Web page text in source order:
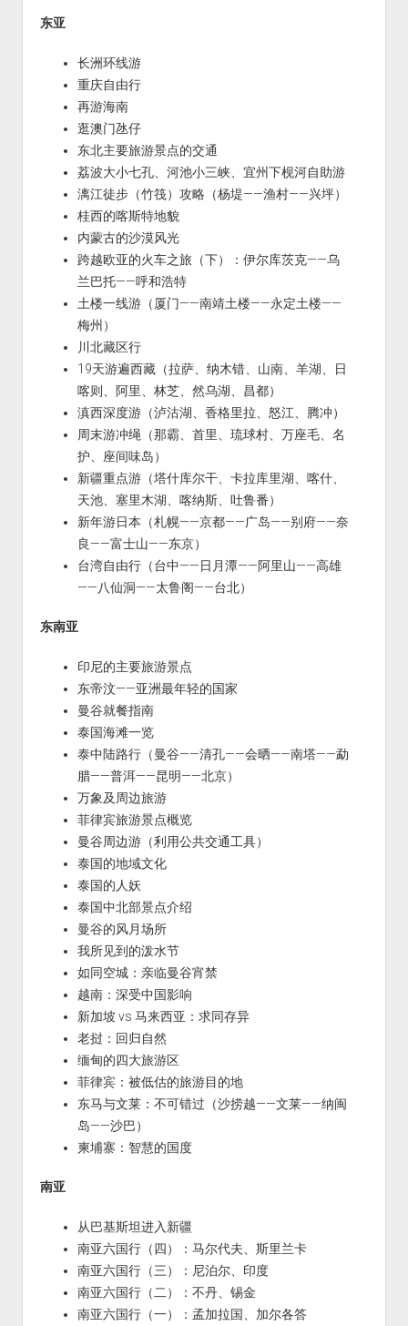
东亚
长洲环线游
重庆自由行
再游海南
逛澳门氹仔
东北主要旅游景点的交通
荔波大小七孔、河池小三峡、宜州下枧河自助游
漓江徒步（竹筏）攻略（杨堤——渔村——兴坪）
桂西的喀斯特地貌
内蒙古的沙漠风光
跨越欧亚的火车之旅（下）：伊尔库茨克——乌
兰巴托——呼和浩特
土楼一线游（厦门——南靖土楼——永定土楼——
梅州）
川北藏区行
19天游遍西藏（拉萨、纳木错、山南、羊湖、日
喀则、阿里、林芝、然乌湖、昌都）
滇西深度游（泸沽湖、香格里拉、怒江、腾冲）
周末游冲绳（那霸、首里、琉球村、万座毛、名
护、座间味岛）
新疆重点游（塔什库尔干、卡拉库里湖、喀什、
天池、塞里木湖、喀纳斯、吐鲁番）
新年游日本（札幌——京都——广岛——别府——奈
良——富士山——东京）
台湾自由行（台中——日月潭——阿里山——高雄
——八仙洞——太鲁阁——台北）
东南亚
印尼的主要旅游景点
东帝汶——亚洲最年轻的国家
曼谷就餐指南
泰国海滩一览
泰中陆路行（曼谷——清孔——会晒——南塔——勐
腊——普洱——昆明——北京）
万象及周边旅游
菲律宾旅游景点概览
曼谷周边游（利用公共交通工具）
泰国的地域文化
泰国的人妖
泰国中北部景点介绍
曼谷的风月场所
我所见到的泼水节
如同空城：亲临曼谷宵禁
越南：深受中国影响
新加坡 vs 马来西亚：求同存异
老挝：回归自然
缅甸的四大旅游区
菲律宾：被低估的旅游目的地
东马与文莱：不可错过（沙捞越——文莱——纳闽
岛——沙巴）
柬埔寨：智慧的国度
南亚
从巴基斯坦进入新疆
南亚六国行（四）：马尔代夫、斯里兰卡
南亚六国行（三）：尼泊尔、印度
南亚六国行（二）：不丹、锡金
南亚六国行（一）：孟加拉国、加尔各答